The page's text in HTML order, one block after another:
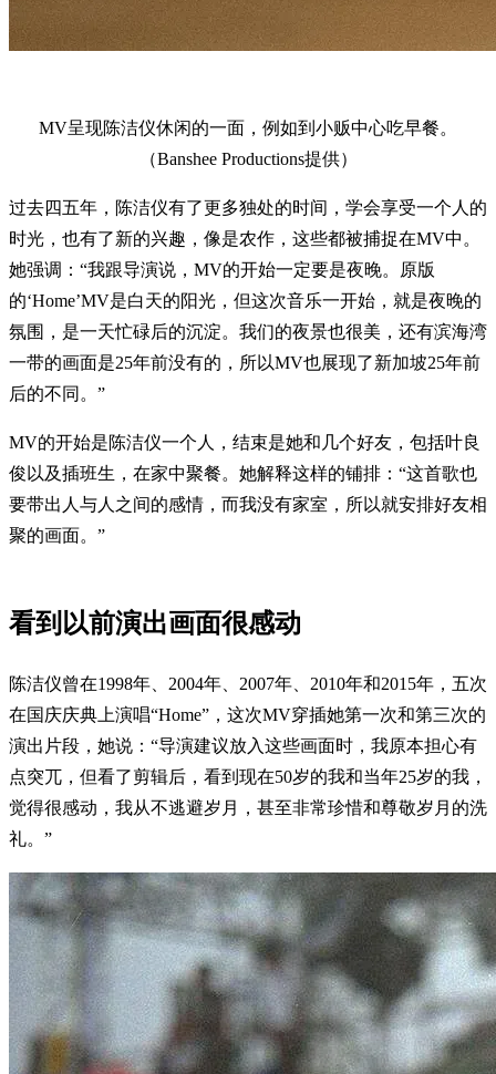
MV呈现陈洁仪休闲的一面，例如到小贩中心吃早餐。
（Banshee Productions提供）
过去四五年，陈洁仪有了更多独处的时间，学会享受一个人的
时光，也有了新的兴趣，像是农作，这些都被捕捉在MV中。
她强调：“我跟导演说，MV的开始一定要是夜晚。原版
的‘Home’MV是白天的阳光，但这次音乐一开始，就是夜晚的
氛围，是一天忙碌后的沉淀。我们的夜景也很美，还有滨海湾
一带的画面是25年前没有的，所以MV也展现了新加坡25年前
后的不同。”
MV的开始是陈洁仪一个人，结束是她和几个好友，包括叶良
俊以及插班生，在家中聚餐。她解释这样的铺排：“这首歌也
要带出人与人之间的感情，而我没有家室，所以就安排好友相
聚的画面。”
看到以前演出画面很感动
陈洁仪曾在1998年、2004年、2007年、2010年和2015年，五次
在国庆庆典上演唱“Home”，这次MV穿插她第一次和第三次的
演出片段，她说：“导演建议放入这些画面时，我原本担心有
点突兀，但看了剪辑后，看到现在50岁的我和当年25岁的我，
觉得很感动，我从不逃避岁月，甚至非常珍惜和尊敬岁月的洗
礼。”